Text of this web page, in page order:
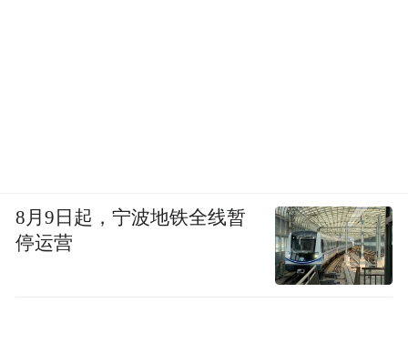
8月9日起，宁波地铁全线暂
停运营